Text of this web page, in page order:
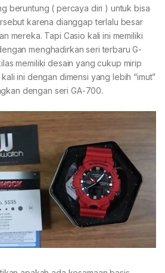
beruntung ( percaya diri ) untuk bisa
karena dianggap terlalu besar
mereka. Tapi Casio kali ini memiliki
menghadirkan seri terbaru G-
memiliki desain yang cukup mirip
ini dengan dimensi yang lebih “imut”
dengan seri GA-700.